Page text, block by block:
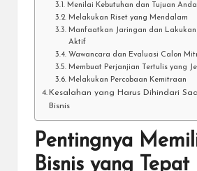
Menilai Kebutuhan dan Tujuan Anda
Melakukan Riset yang Mendalam
Manfaatkan Jaringan dan Lakukan
Aktif
Wawancara dan Evaluasi Calon
Membuat Perjanjian Tertulis yang
Melakukan Percobaan Kemitraan
Kesalahan yang Harus Dihindari
Bisnis
Pentingnya
Bisnis yang Tepat